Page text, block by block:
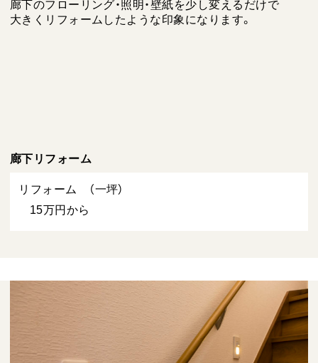
廊下のフローリング・照明・壁紙を少し変えるだけで
大きくリフォームしたような印象になります。
廊下リフォーム
リフォーム （一坪）
15万円から